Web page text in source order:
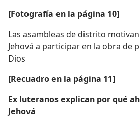
[Fotografía en la página 10]
Las asambleas de distrito
Jehová a participar en la obra de
Dios
[Recuadro en la página 11]
Ex luteranos explican por qué
Jehová